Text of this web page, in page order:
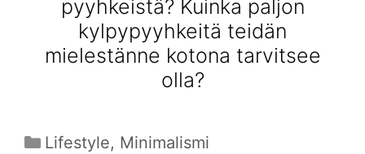
pyyhkeistä? Kuinka paljon
kylpypyyhkeitä teidän
mielestänne kotona tarvitsee
olla?
Kategoriat
Lifestyle, Minimalismi